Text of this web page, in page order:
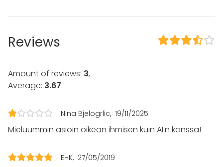
Dinner / Lunch
Fair / Exhibition
Performance / Show
Experience / Activity
Christmas Party
Banquet hall
Reviews
Amount of reviews: 3,
Average: 3.67
Nina Bjelogrlic 19/11/2025
Mieluummin asioin oikean ihmisen kuin AI.n kanssa!
EHK 27/05/2019